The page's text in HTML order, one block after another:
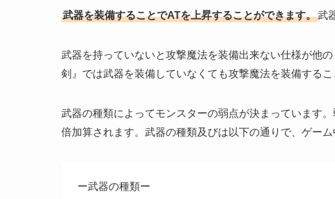
武器を装備することでATを上昇することができます。武
武器を持っていないと攻撃魔法を装備出来ない仕様が他
剣』では武器を装備していなくても攻撃魔法を装備するこ
武器の種類によってモンスターの弱点が決まっています
倍加算されます。武器の種類及びは以下の通りで、ゲー
ー武器の種類ー